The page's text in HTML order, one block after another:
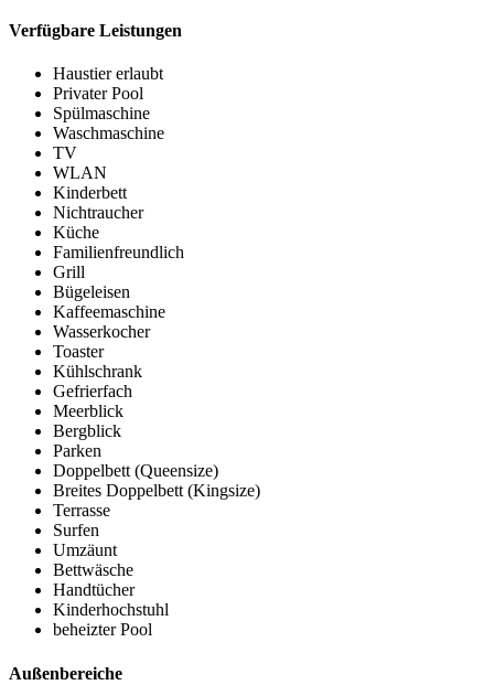
Verfügbare Leistungen
Haustier erlaubt
Privater Pool
Spülmaschine
Waschmaschine
TV
WLAN
Kinderbett
Nichtraucher
Küche
Familienfreundlich
Grill
Bügeleisen
Kaffeemaschine
Wasserkocher
Toaster
Kühlschrank
Gefrierfach
Meerblick
Bergblick
Parken
Doppelbett (Queensize)
Breites Doppelbett (Kingsize)
Terrasse
Surfen
Umzäunt
Bettwäsche
Handtücher
Kinderhochstuhl
beheizter Pool
Außenbereiche